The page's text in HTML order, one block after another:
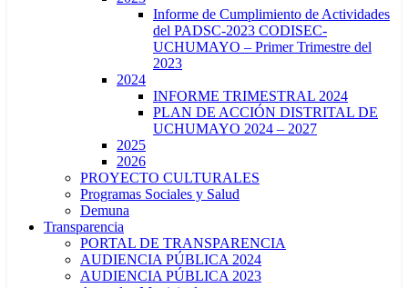
Informe de Cumplimiento de Actividades
del PADSC-2023 CODISEC-
UCHUMAYO – Primer Trimestre del
2023
2024
INFORME TRIMESTRAL 2024
PLAN DE ACCIÓN DISTRITAL DE
UCHUMAYO 2024 – 2027
2025
2026
PROYECTO CULTURALES
Programas Sociales y Salud
Demuna
Transparencia
PORTAL DE TRANSPARENCIA
AUDIENCIA PÚBLICA 2024
AUDIENCIA PÚBLICA 2023